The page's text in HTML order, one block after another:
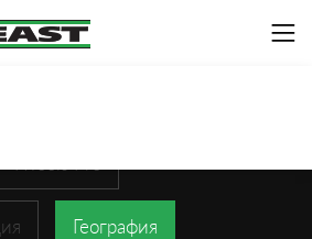
География